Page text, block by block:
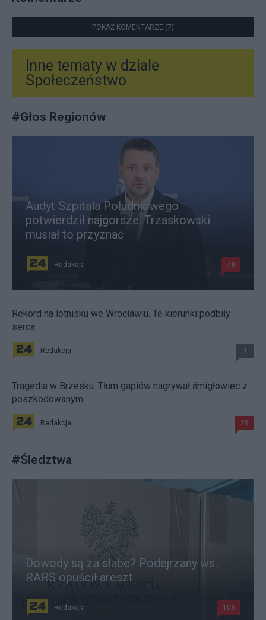
POKAŻ KOMENTARZE (7)
Inne tematy w dziale
Społeczeństwo
#Głos Regionów
Audyt Szpitala Południowego
potwierdził najgorsze. Trzaskowski
musiał to przyznać
Redakcja 78
Rekord na lotnisku we Wrocławiu. Te kierunki podbiły
serca
Redakcja 1
Tragedia w Brzesku. Tłum gapiów nagrywał śmigłowiec z
poszkodowanym
Redakcja 29
#Śledztwa
Dowody są za słabe? Podejrzany ws.
RARS opuścił areszt
Redakcja 106